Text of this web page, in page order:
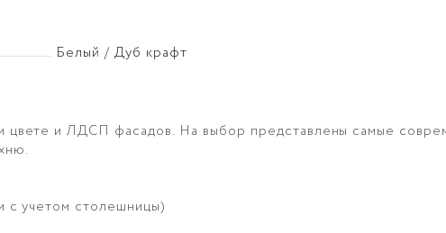
Белый / Дуб крафт
цвете и ЛДСП фасадов. На выбор представлены самые
с учетом столешницы)